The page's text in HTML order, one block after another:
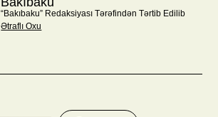
“Bakıbaku” Redaksiyası Tərəfindən Tərtib Edilib
Ətraflı Oxu